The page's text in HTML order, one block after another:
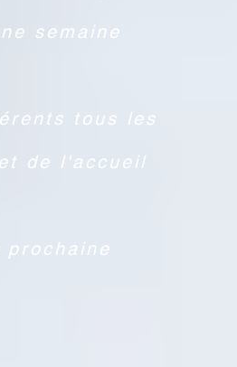
semaine
tous les
de l'accueil